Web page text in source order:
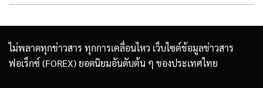
ไม่พลาดทุกข่าวสาร ทุกการเคลื่อนไหว เว็บไซต์ข้อมูลข่าวสาร
ฟอเร็กซ์ (FOREX) ยอดนิยมอันดับต้น ๆ ของประเทศไทย